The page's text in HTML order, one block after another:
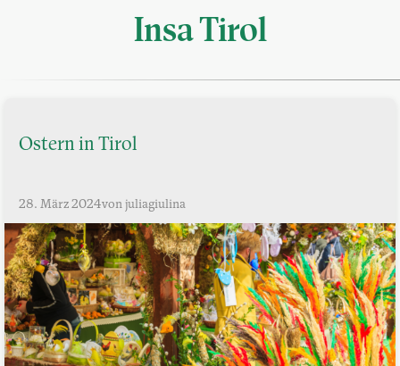
Insa Tirol
Ostern in Tirol
28. März 2024von juliagiulina